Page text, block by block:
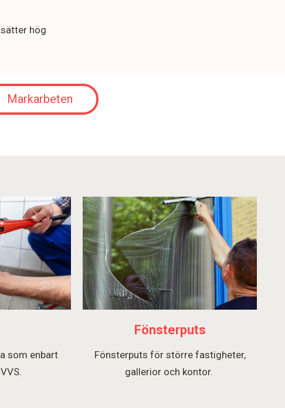
hög
Markarbeten
som enbart
Fönsterputs
Fönsterputs för större fastigheter,
gallerior och kontor.